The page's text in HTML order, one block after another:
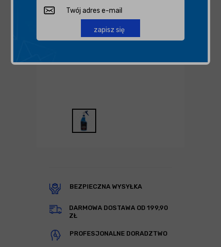
BEZPIECZNA WYSYŁKA
DARMOWA DOSTAWA OD 199,90
ZŁ
PROFESJONALNE DORADZTWO
zapisz się